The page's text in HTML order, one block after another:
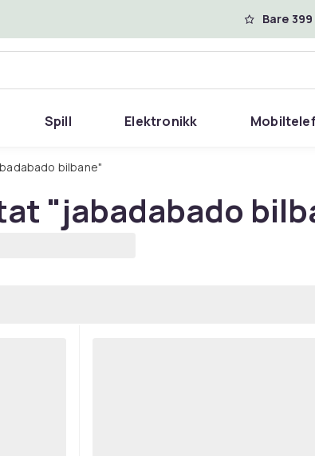
Bare
Spill Elektronikk
bilbane"
"jabadabado